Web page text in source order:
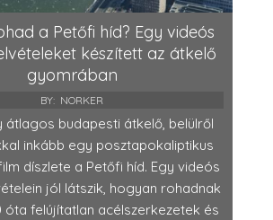
a Petőfi híd? Egy videós
készített az átkelő
gyomrában
BY: NORKER
átlagos budapesti átkelő, belülről
inkább egy posztapokaliptikus
díszlete a Petőfi híd. Egy videós
jól látszik, hogyan rohadnak
óta felújítatlan acélszerkezetek és